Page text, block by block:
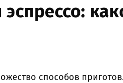
способов